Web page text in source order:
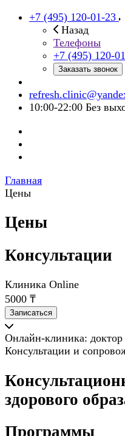
+7 (495) 120-01-23
Назад
Телефоны
+7 (495) 120-
Заказать звонок
10:00-22:00 Без
Главная
Цены
Цены
Консультации
Клиника Online
5000 ₸
Записаться
Онлайн-клиника: доктор
Консультации и
здорового
Программы